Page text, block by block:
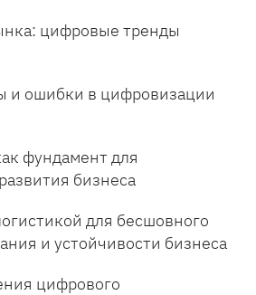
цифровые тренды
и ошибки в цифровизации
фундамент для
бизнеса
для бесшовного
и устойчивости бизнеса
цифрового